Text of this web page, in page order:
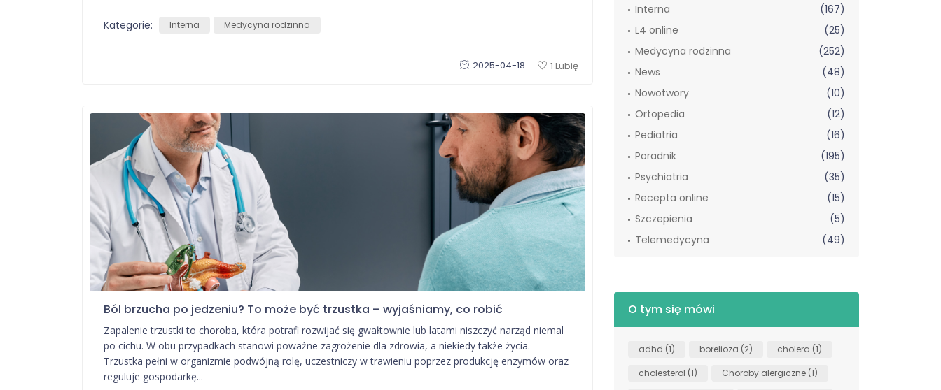
Kategorie: Interna Medycyna rodzinna
2025-04-18 1 Lubię
Ból brzucha po jedzeniu? To może być trzustka – wyjaśniamy, co robić
Zapalenie trzustki to choroba, która potrafi rozwijać się gwałtownie lub latami niszczyć narząd niemal
po cichu. W obu przypadkach stanowi poważne zagrożenie dla zdrowia, a niekiedy także życia.
Trzustka pełni w organizmie podwójną rolę, uczestniczy w trawieniu poprzez produkcję enzymów oraz
reguluje gospodarkę...
Interna
(167)
L4 online
(25)
Medycyna rodzinna
(252)
News
(48)
Nowotwory
(10)
Ortopedia
(12)
Pediatria
(16)
Poradnik
(195)
Psychiatria
(35)
Recepta online
(15)
Szczepienia
(5)
Telemedycyna
(49)
O tym się mówi
adhd (1) borelioza (2) cholera (1)
cholesterol (1) Choroby alergiczne (1)